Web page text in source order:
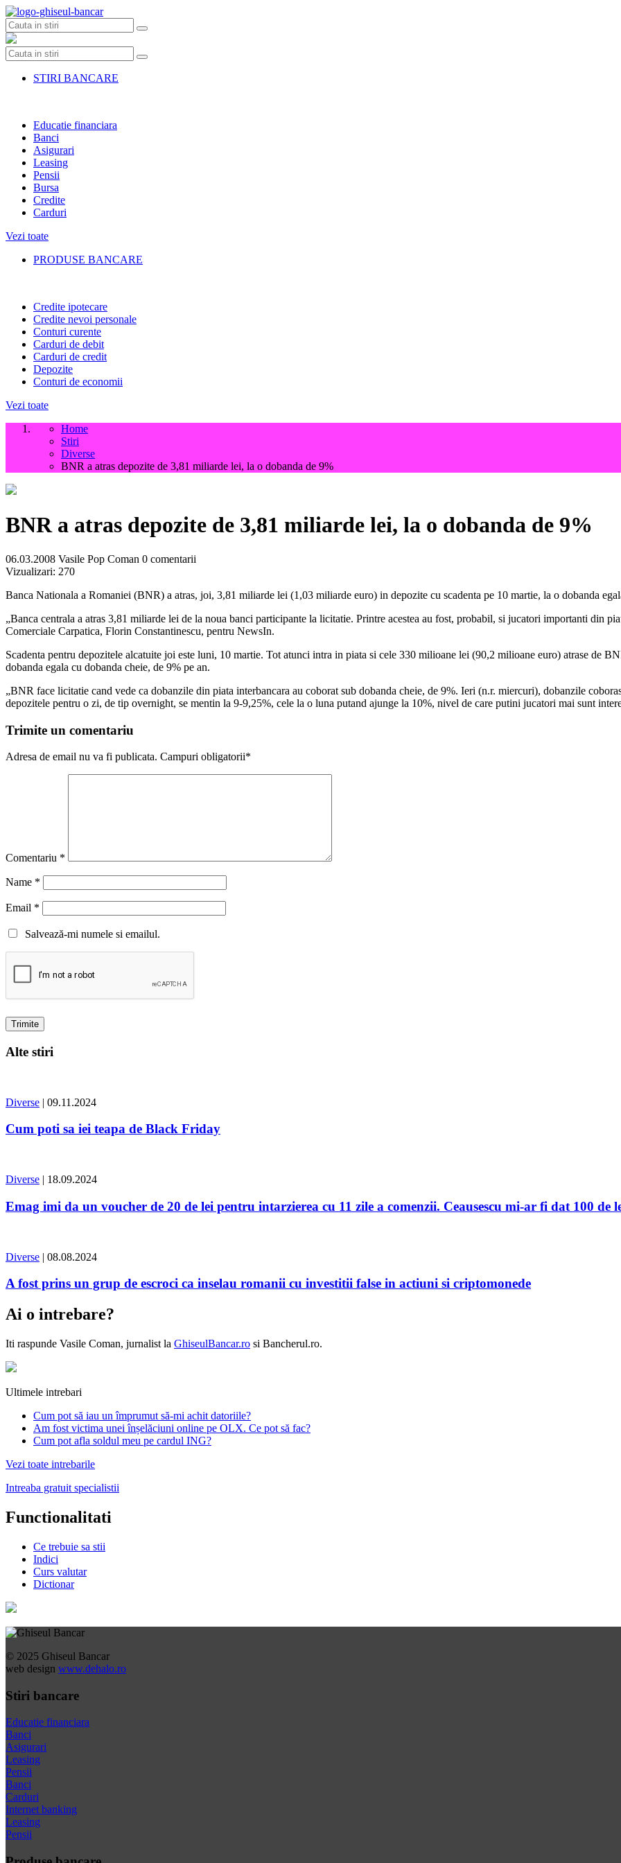
Skip
to
content
STIRI BANCARE
Educatie financiara
Banci
Asigurari
Leasing
Pensii
Bursa
Credite
Carduri
Vezi toate
PRODUSE BANCARE
Credite ipotecare
Credite nevoi personale
Conturi curente
Carduri de debit
Carduri de credit
Depozite
Conturi de economii
Vezi toate
Home
Stiri
Diverse
BNR a atras depozite de 3,81 miliarde lei, la o dobanda de 9%
BNR a atras depozite de 3,81 miliarde lei, la o dobanda de 9%
06.03.2008 Vasile Pop Coman 0 comentarii
Vizualizari: 270
Banca Nationala a Romaniei (BNR) a atras, joi, 3,81 miliarde lei (1,03 miliarde euro) in depozite cu scadenta pe 10 martie, la o dobanda
„Banca centrala a atras 3,81 miliarde lei de la noua banci participante la licitatie. Printre acestea au fost, probabil, si jucatori importanti din
Comerciale Carpatica, Florin Constantinescu, pentru NewsIn.
Scadenta pentru depozitele alcatuite joi este luni, 10 martie. Tot atunci intra in piata si cele 330 milioane lei (90,2 milioane euro) atrase de
dobanda egala cu dobanda cheie, de 9% pe an.
„BNR face licitatie cand vede ca dobanzile din piata interbancara au coborat sub dobanda cheie, de 9%. Ieri (n.r. miercuri), dobanzile
depozitele pentru o zi, de tip overnight, se mentin la 9-9,25%, cele la o luna putand ajunge la 10%, nivel de care putini jucatori mai sunt
Trimite un comentariu
Adresa de email nu va fi publicata. Campuri obligatorii*
Comentariu *
Name *
Email *
Salvează-mi numele si emailul.
Alte stiri
Diverse | 09.11.2024
Cum poti sa iei teapa de Black Friday
Diverse | 18.09.2024
Emag imi da un voucher de 20 de lei pentru intarzierea cu 11 zile a comenzii. Ceausescu mi-ar fi dat 100 de
Diverse | 08.08.2024
A fost prins un grup de escroci ca inselau romanii cu investitii false in actiuni si criptomonede
Ai o intrebare?
Iti raspunde Vasile Coman, jurnalist la GhiseulBancar.ro si Bancherul.ro.
Ultimele intrebari
Cum pot să iau un împrumut să-mi achit datoriile?
Am fost victima unei înșelăciuni online pe OLX. Ce pot să fac?
Cum pot afla soldul meu pe cardul ING?
Vezi toate intrebarile
Intreaba gratuit specialistii
Functionalitati
Ce trebuie sa stii
Indici
Curs valutar
Dictionar
© 2025 Ghiseul Bancar
web design www.dehalo.ro
Stiri bancare
Educatie financiara
Banci
Asigurari
Leasing
Pensii
Banci
Carduri
Internet banking
Leasing
Pensii